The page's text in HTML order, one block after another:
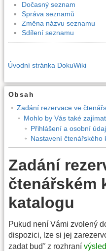
Dočasný seznam
Správa seznamů
Změna názvu seznamu
Sdílení seznamu
Úvodní stránka DokuWiki
Obsah
Zadání rezervace ve
Mohlo by Vás také zajímat
Přihlášení a osobní
Nastavení čtenářského
Zadání
čtenářském
katalogu
Pukud není Vámi zvolený
dispozici, lze si jej
zadat budˇ z rozhraní